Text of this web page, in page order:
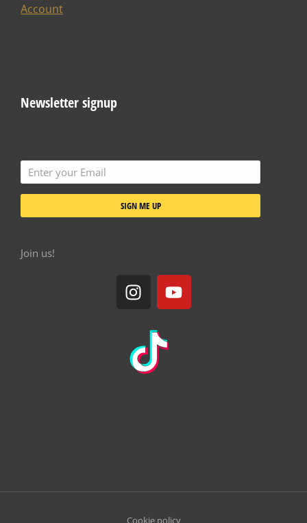
Account
Newsletter signup
SIGN ME UP
Join us!
Cookie policy